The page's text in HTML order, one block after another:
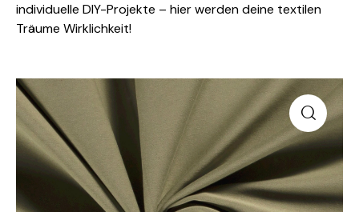
individuelle DIY-Projekte – hier werden deine textilen
Träume Wirklichkeit!